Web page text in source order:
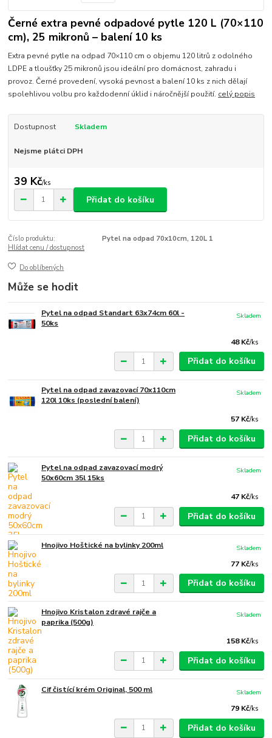
Černé extra pevné odpadové pytle 120 L (70×110
cm), 25 mikronů – balení 10 ks
Extra pevné pytle na odpad 70×110 cm o objemu 120 litrů z odolného
LDPE a tloušťky 25 mikronů jsou ideální pro domácnost, zahradu i
provoz. Černé provedení, vysoká pevnost a balení 10 ks z nich dělají
spolehlivou volbu pro každodenní úklid i náročnější použití. celý popis
Dostupnost Skladem
Nejsme plátci DPH
39 Kč/ks
Přidat do košíku
Číslo produktu:
Pytel na odpad 70x10cm, 120L 1
Hlídat cenu / dostupnost
Do oblíbených
Může se hodit
Pytel na odpad Standart 63x74cm 60l -
50ks
48 Kč/ks
Skladem
Přidat do košíku
Pytel na odpad zavazovací 70x110cm
120l 10ks (poslední balení)
57 Kč/ks
Skladem
Přidat do košíku
Pytel na odpad zavazovací modrý
50x60cm 35l 15ks
47 Kč/ks
Skladem
Přidat do košíku
Hnojivo Hoštické na bylinky 200ml
77 Kč/ks
Skladem
Přidat do košíku
Hnojivo Kristalon zdravé rajče a
paprika (500g)
158 Kč/ks
Skladem
Přidat do košíku
Cif čistící krém Original, 500 ml
79 Kč/ks
Skladem
Přidat do košíku